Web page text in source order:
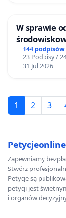
W sprawie
zakładu
Ostrowiu
144 podpisów
23 Podpisy /
31 Jul 2026
1 2 3
Zapewniamy
Stwórz
Petycje są
petycji jest
i organów